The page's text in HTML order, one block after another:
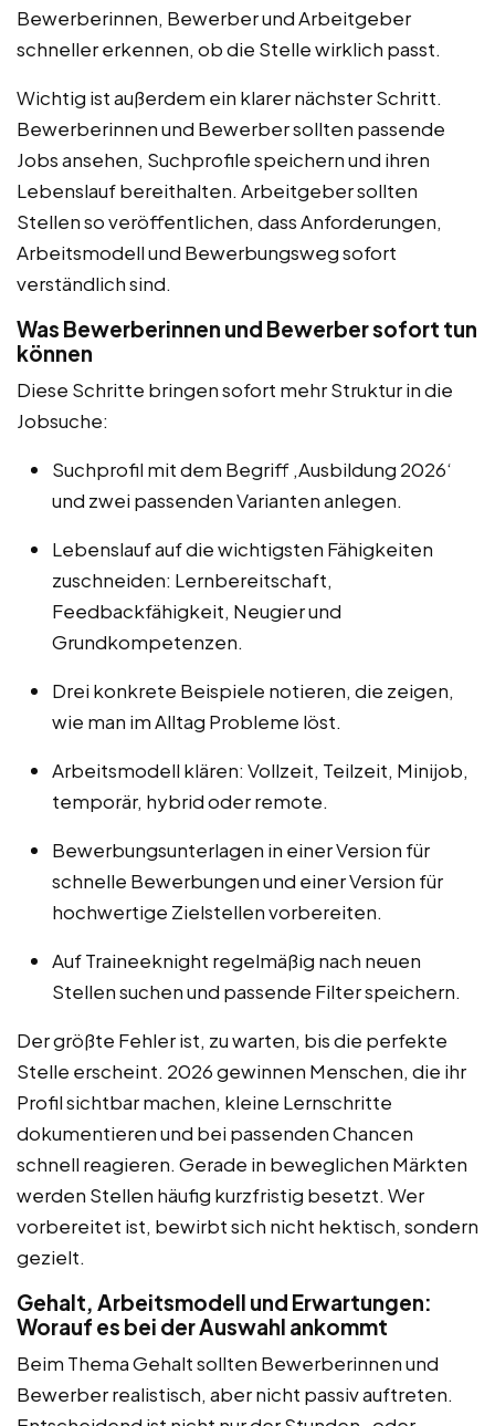
Bewerberinnen, Bewerber und Arbeitgeber
schneller erkennen, ob die Stelle wirklich passt.
Wichtig ist außerdem ein klarer nächster Schritt.
Bewerberinnen und Bewerber sollten passende
Jobs ansehen, Suchprofile speichern und ihren
Lebenslauf bereithalten. Arbeitgeber sollten
Stellen so veröffentlichen, dass Anforderungen,
Arbeitsmodell und Bewerbungsweg sofort
verständlich sind.
Was Bewerberinnen und Bewerber sofort tun
können
Diese Schritte bringen sofort mehr Struktur in die
Jobsuche:
Suchprofil mit dem Begriff ‚Ausbildung 2026‘
und zwei passenden Varianten anlegen.
Lebenslauf auf die wichtigsten Fähigkeiten
zuschneiden: Lernbereitschaft,
Feedbackfähigkeit, Neugier und
Grundkompetenzen.
Drei konkrete Beispiele notieren, die zeigen,
wie man im Alltag Probleme löst.
Arbeitsmodell klären: Vollzeit, Teilzeit, Minijob,
temporär, hybrid oder remote.
Bewerbungsunterlagen in einer Version für
schnelle Bewerbungen und einer Version für
hochwertige Zielstellen vorbereiten.
Auf Traineeknight regelmäßig nach neuen
Stellen suchen und passende Filter speichern.
Der größte Fehler ist, zu warten, bis die perfekte
Stelle erscheint. 2026 gewinnen Menschen, die ihr
Profil sichtbar machen, kleine Lernschritte
dokumentieren und bei passenden Chancen
schnell reagieren. Gerade in beweglichen Märkten
werden Stellen häufig kurzfristig besetzt. Wer
vorbereitet ist, bewirbt sich nicht hektisch, sondern
gezielt.
Gehalt, Arbeitsmodell und Erwartungen:
Worauf es bei der Auswahl ankommt
Beim Thema Gehalt sollten Bewerberinnen und
Bewerber realistisch, aber nicht passiv auftreten.